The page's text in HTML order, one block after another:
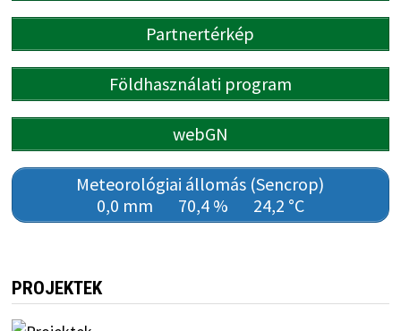
Partnertérkép
Földhasználati program
webGN
Meteorológiai állomás (Sencrop)
0,0 mm
70,4 % 24,2 °C
PROJEKTEK